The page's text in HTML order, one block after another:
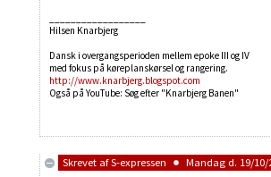
Hilsen Knarbjerg
Dansk i overgangsperioden mellem epoke III og IV
med fokus på køreplanskørsel og rangering.
http://www.knarbjerg.blogspot.com
Også på YouTube: Søg efter "Knarbjerg Banen"
Skrevet afS-expressen Mandag d. 19/10/